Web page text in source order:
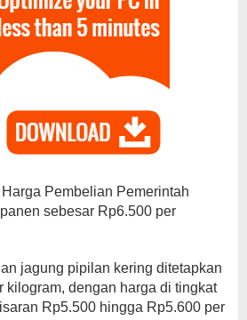
Pembelian Pemerintah
sebesar Rp6.500 per
jagung pipilan kering ditetapkan
kilogram, dengan harga di tingkat
Rp5.500 hingga Rp5.600 per